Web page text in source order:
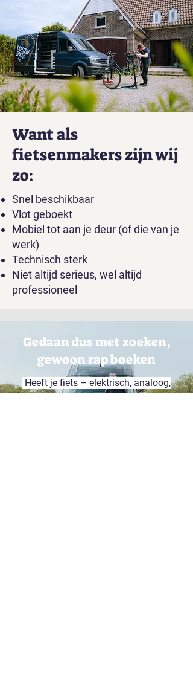
Want als
fietsenmakers zijn wij
zo:
Snel beschikbaar
Vlot geboekt
Mobiel tot aan je deur (of die van je
werk)
Technisch sterk
Niet altijd serieus, wel altijd
professioneel
Gedaan dus met zoeken,
gewoon rap boeken
Heeft je fiets – elektrisch, analoog,